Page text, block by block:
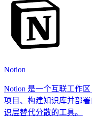
Notion
Notion 是一个互联工作
项目、构建知识库并部
识层替代分散的工具。